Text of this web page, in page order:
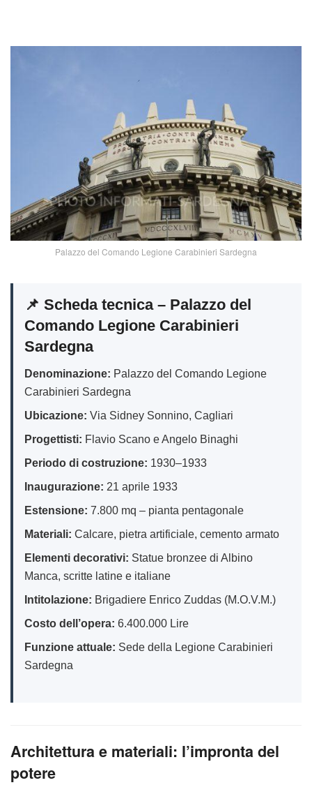
Palazzo del Comando Legione Carabinieri Sardegna
📌 Scheda tecnica – Palazzo del
Comando Legione Carabinieri
Sardegna
Denominazione: Palazzo del Comando Legione
Carabinieri Sardegna
Ubicazione: Via Sidney Sonnino, Cagliari
Progettisti: Flavio Scano e Angelo Binaghi
Periodo di costruzione: 1930–1933
Inaugurazione: 21 aprile 1933
Estensione: 7.800 mq – pianta pentagonale
Materiali: Calcare, pietra artificiale, cemento armato
Elementi decorativi: Statue bronzee di Albino
Manca, scritte latine e italiane
Intitolazione: Brigadiere Enrico Zuddas (M.O.V.M.)
Costo dell’opera: 6.400.000 Lire
Funzione attuale: Sede della Legione Carabinieri
Sardegna
Architettura e materiali: l’impronta del
potere